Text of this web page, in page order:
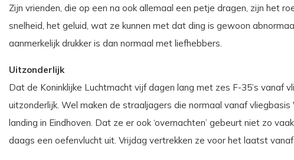
Zijn vrienden, die op een na ook allemaal een petje dragen, zijn het
snelheid, het geluid, wat ze kunnen met dat ding is gewoon
aanmerkelijk drukker is dan normaal met liefhebbers.
Uitzonderlijk
Dat de Koninklijke Luchtmacht vijf dagen lang met zes F-35’s vanaf
uitzonderlijk. Wel maken de straaljagers die normaal vanaf
landing in Eindhoven. Dat ze er ook ‘overnachten’ gebeurt niet zo
daags een oefenvlucht uit. Vrijdag vertrekken ze voor het laatst vanaf